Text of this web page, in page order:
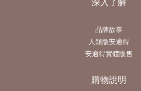
深入了解
品牌故事
人類版安適得
安適得實體販售
購物說明